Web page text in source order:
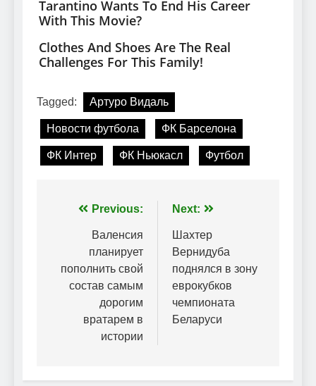
Tagged: Артуро Видаль
Новости футбола ФК Барселона
ФК Интер ФК Ньюкасл Футбол
Навігація
записів
Previous:
Валенсия
планирует
пополнить свой
состав самым
дорогим
вратарем в
истории
Next:
Шахтер
Вернидуба
поднялся в зону
еврокубков
чемпионата
Беларуси